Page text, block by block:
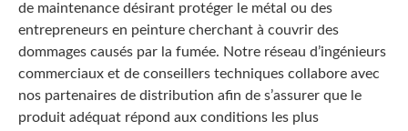
de maintenance désirant protéger le métal ou des
entrepreneurs en peinture cherchant à couvrir des
dommages causés par la fumée. Notre réseau d’ingénieurs
commerciaux et de conseillers techniques collabore avec
nos partenaires de distribution afin de s’assurer que le
produit adéquat répond aux conditions les plus